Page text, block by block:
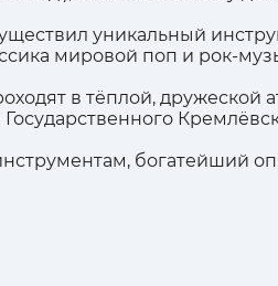
уникальный
мировой поп и рок-
в тёплой, дружеской
богатейший